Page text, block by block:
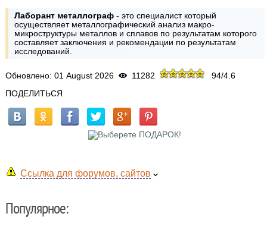
Лаборант металлограф- это специалист который
осуществляет металлографический анализ макро-
микроструктуры металлов и сплавов по результатам которого
составляет заключения и рекомендации по результатам
исследований.
Обновлено: 01 August 2026 11282 94/4.6
ПОДЕЛИТЬСЯ
Ссылка для форумов, сайтов
Популярное: